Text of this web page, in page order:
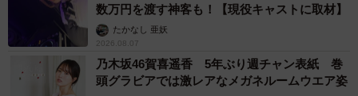
数万円を渡す神客も！【現役キャストに取材】
たかなし 亜妖
2026.08.07
乃木坂46賀喜遥香 5年ぶり週チャン表紙 巻
頭グラビアでは激レアなメガネルームウエア姿